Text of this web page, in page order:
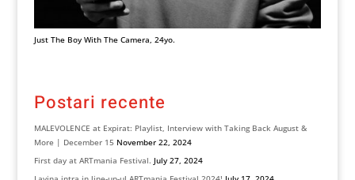
Just The Boy With The Camera, 24yo.
Postari recente
MALEVOLENCE at Expirat: Playlist, Interview with Taking Back August &
More | December 15 November 22, 2024
First day at ARTmania Festival. July 27, 2024